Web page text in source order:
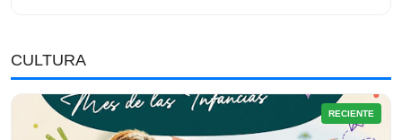
CULTURA
RECIENTE